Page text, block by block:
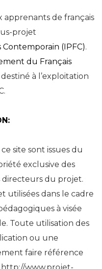
apprenants de français
projet
(IPFC).
du Français
à l’exploitation
site sont issues du
exclusive des
directeurs du projet.
utilisées dans le cadre
à visée
Toute utilisation des
ou une
faire référence